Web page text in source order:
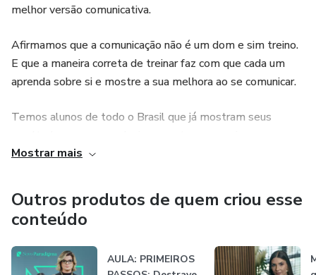
melhor versão comunicativa.
Afirmamos que a comunicação não é um dom e sim treino.
E que a maneira correta de treinar faz com que cada um
aprenda sobre si e mostre a sua melhora ao se comunicar.
Temos alunos de todo o Brasil que já mostram seus
profissionais.
inicia seu caminho para sua melhor versão comunicativa.
Mostrar mais
Outros produtos de quem criou esse
conteúdo
AULA: PRIMEIROS